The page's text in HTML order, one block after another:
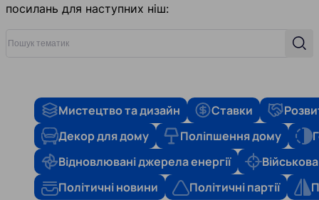
посилань для наступних ніш:
Мистецтво та дизайн Ставки
Декор для дому
Поліпшення дому
Відновлювані джерела енергії
Політичні новини
Політичні партії